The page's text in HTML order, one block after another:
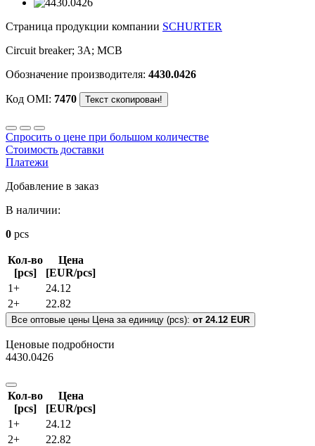
Страница продукции компании SCHURTER
Circuit breaker; 3A; MCB
Обозначение производителя: 4430.0426
Код OMI: 7470
Спросить о цене при большом количестве
Стоимость доставки
Платежи
Добавление в заказ
В наличии:
0 pcs
Кол-во
[pcs]
Цена
[EUR/pcs]
1+
24.12
2+
22.82
Все оптовые цены Цена за единицу (pcs): от 24.12 EUR
Ценовые подробности
4430.0426
Кол-во
[pcs]
Цена
[EUR/pcs]
1+
24.12
2+
22.82